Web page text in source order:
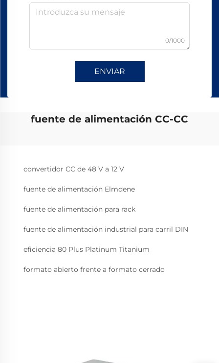
0/1000
ENVIAR
fuente de alimentación CC-CC
convertidor CC de 48 V a 12 V
fuente de alimentación Elmdene
fuente de alimentación para rack
fuente de alimentación industrial para carril DIN
eficiencia 80 Plus Platinum Titanium
formato abierto frente a formato cerrado